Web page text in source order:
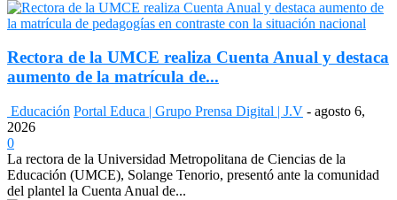
Rectora de la UMCE realiza Cuenta Anual y destaca
aumento de la matrícula de...
Educación Portal Educa | Grupo Prensa Digital | J.V - agosto 6,
2026
0
La rectora de la Universidad Metropolitana de Ciencias de la
Educación (UMCE), Solange Tenorio, presentó ante la comunidad
del plantel la Cuenta Anual de...